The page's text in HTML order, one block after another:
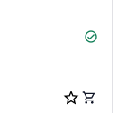
check_circle